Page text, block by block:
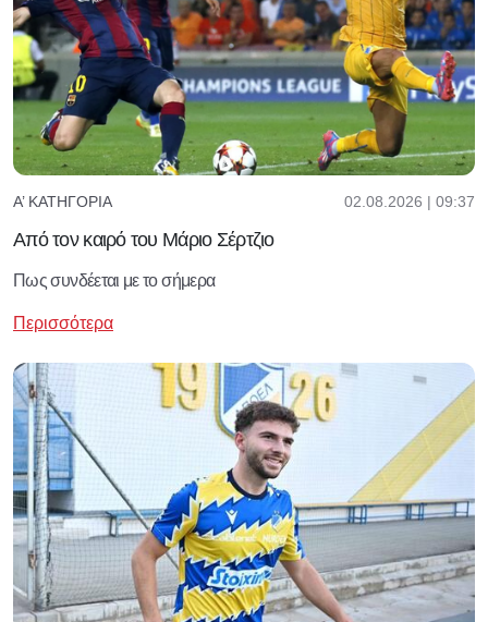
Α’ ΚΑΤΗΓΟΡΊΑ 02.08.2026 | 09:37
Από τον καιρό του Μάριο Σέρτζιο
Πως συνδέεται με το σήμερα
Περισσότερα